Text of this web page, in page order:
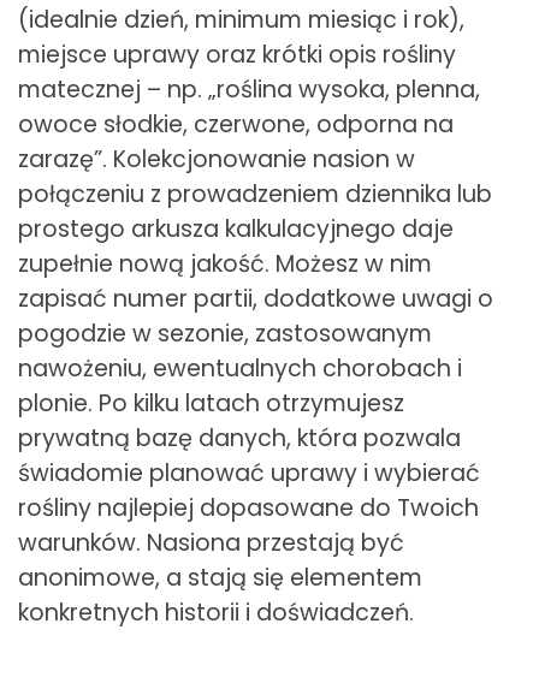
(idealnie dzień, minimum miesiąc i rok),
miejsce uprawy oraz krótki opis rośliny
matecznej – np. „roślina wysoka, plenna,
owoce słodkie, czerwone, odporna na
zarazę”. Kolekcjonowanie nasion w
połączeniu z prowadzeniem dziennika lub
prostego arkusza kalkulacyjnego daje
zupełnie nową jakość. Możesz w nim
zapisać numer partii, dodatkowe uwagi o
pogodzie w sezonie, zastosowanym
nawożeniu, ewentualnych chorobach i
plonie. Po kilku latach otrzymujesz
prywatną bazę danych, która pozwala
świadomie planować uprawy i wybierać
rośliny najlepiej dopasowane do Twoich
warunków. Nasiona przestają być
anonimowe, a stają się elementem
konkretnych historii i doświadczeń.